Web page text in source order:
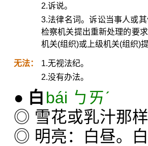
2.诉说。
3.法律名词。诉讼当事人或
检察机关提出重新处理的要
机关(组织)或上级机关(组织)
无法：
1.无视法纪。
2.没有办法。
● 白 bái ㄅㄞˊ
◎ 雪花或乳汁那
◎ 明亮：白昼。白